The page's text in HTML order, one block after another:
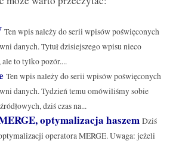
Ten wpis należy do serii wpisów poświęconych
danych. Tytuł dzisiejszego wpisu nieco
to tylko pozór....
Ten wpis należy do serii wpisów poświęconych
danych. Tydzień temu omówiliśmy sobie
dziś czas na...
optymalizacja haszem Dziś
operatora MERGE. Uwaga: jeżeli